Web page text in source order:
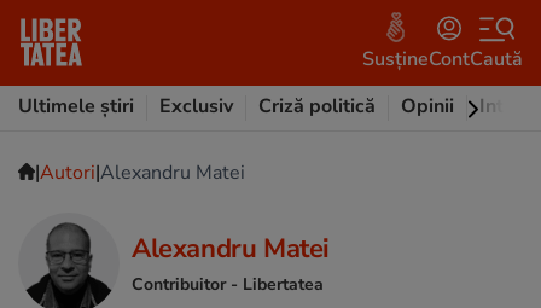
SusțineContCaută
Ultimele știri
Exclusiv Criză politică Opinii
|Autori|Alexandru Matei
Alexandru Matei
Contribuitor - Libertatea